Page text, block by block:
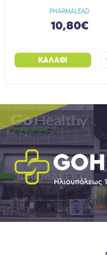
PHARMALEAD
10,80€
ΚΑΛΆΘΙ